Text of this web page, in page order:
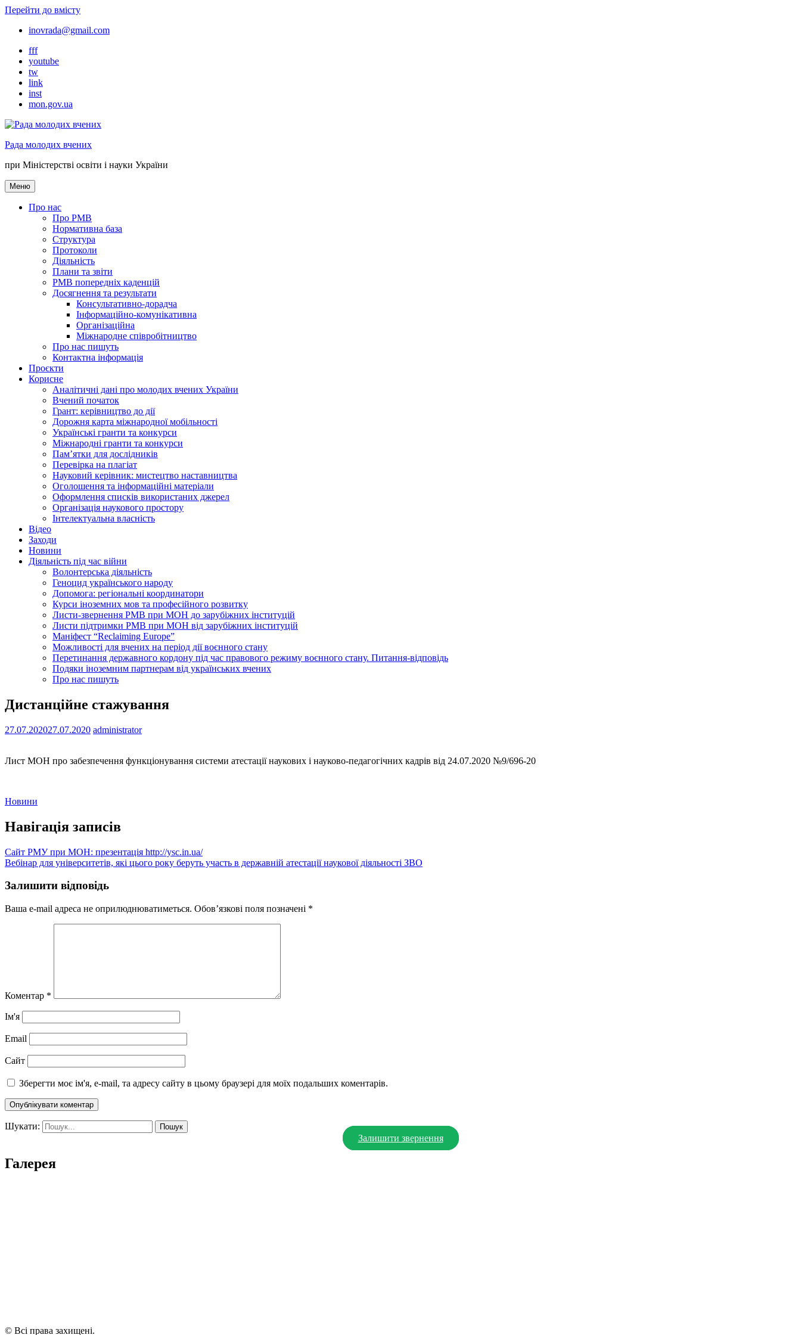
Перейти до вмісту
inovrada@gmail.com
fff
youtube
tw
link
inst
mon.gov.ua
Рада молодих вчених
при Міністерстві освіти і науки України
Меню
Про нас
Про РМВ
Нормативна база
Cтруктура
Протоколи
Діяльність
Плани та звіти
РМВ попередніх каденцій
Досягнення та результати
Консультативно-дорадча
Інформаційно-комунікативна
Організаційна
Міжнародне співробітництво
Про нас пишуть
Контактна інформація
Проєкти
Корисне
Аналітичні дані про молодих вчених України
Вчений початок
Грант: керівництво до дії
Дорожня карта міжнародної мобільності
Українські гранти та конкурси
Міжнародні гранти та конкурси
Памʼятки для дослідників
Перевірка на плагіат
Науковий керівник: мистецтво наставництва
Оголошення та інформаційні матеріали
Оформлення списків використаних джерел
Організація наукового простору
Інтелектуальна власність
Відео
Заходи
Новини
Діяльність під час війни
Волонтерська діяльність
Геноцид українського народу
Допомога: регіональні координатори
Курси іноземних мов та професійного розвитку
Листи-звернення РМВ при МОН до зарубіжних інституцій
Листи підтримки РМВ при МОН від зарубіжних інституцій
Маніфест “Reclaiming Europe”
Можливості для вчених на період дії воєнного стану
Перетинання державного кордону під час правового режиму воєнного стану. Питання-відповідь
Подяки іноземним партнерам від українських вчених
Про нас пишуть
Дистанційне стажування
27.07.202027.07.2020 administrator
Лист МОН про забезпечення функціонування системи атестації наукових і науково-педагогічних кадрів від 24.07.2020 №9/696-20
Новини
Навігація записів
Сайт РМУ при МОН: презентація http://ysc.in.ua/
Вебінар для університетів, які цього року беруть участь в державній атестації наукової діяльності ЗВО
Залишити відповідь
Ваша e-mail адреса не оприлюднюватиметься. Обов’язкові поля позначені *
Коментар *
Ім'я
Email
Сайт
Зберегти моє ім'я, e-mail, та адресу сайту в цьому браузері для моїх подальших коментарів.
Шукати:
Залишити звернення
Галерея
© Всі права захищені.